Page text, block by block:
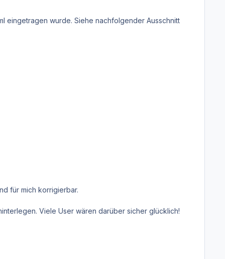
eingetragen wurde. Siehe nachfolgender Ausschnitt
für mich korrigierbar.
Viele User wären darüber sicher glücklich!